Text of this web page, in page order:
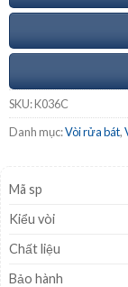
SKU:K036C
Danh mục:Vòi rửa bát,
Mã sp
Kiểu vòi
Chất liệu
Bảo hành